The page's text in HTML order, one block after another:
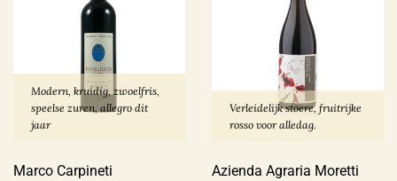
Modern, kruidig, zwoelfris,
speelse zuren, allegro dit
jaar
Marco Carpineti
Verleidelijk stoere, fruitrijke
rosso voor alledag.
Azienda Agraria Moretti